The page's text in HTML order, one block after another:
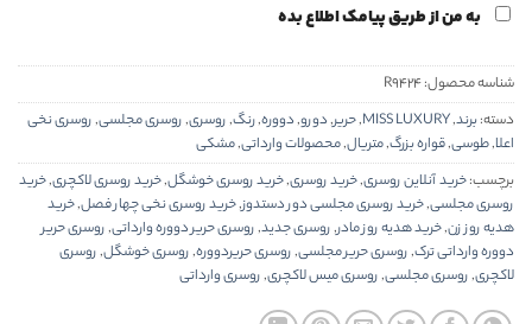
به من از طریق پیامک اطلاع بده
شناسه محصول:R9424
دسته:برند,
MISS LUXURY
,حریر,دورو,دووره,رنگ,روسری,روسری مجلسی,روسری نخی
اعلا,طوسی,قواره بزرگ,متریال,محصولات وارداتی,مشکی
برچسب:خرید آنلاین روسری,خرید روسری,خرید روسری خوشگل,خرید روسری لاکچری,خرید
روسری مجلسی,خرید روسری مجلسی دور دستدوز,خرید روسری نخی چهار فصل,خرید
هدیه روز زن,خرید هدیه روز مادر,روسری جدید,روسری حریر دووره وارداتی,روسری حریر
دووره وارداتی ترک,روسری حریر مجلسی,روسری حریردووره,روسری خوشگل,روسری
لاکچری,روسری مجلسی,روسری میس لاکچری,روسری وارداتی